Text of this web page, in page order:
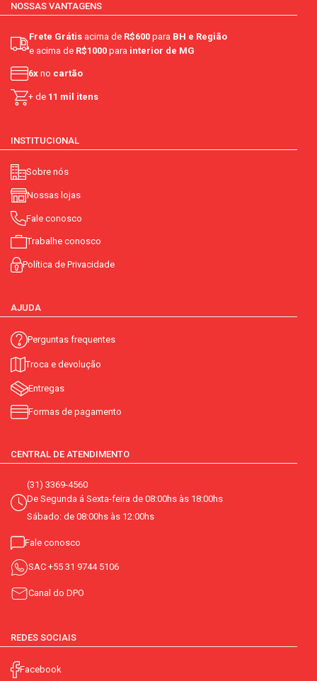
NOSSAS VANTAGENS
Frete Grátis acima de R$600 para BH e Região
e acima de R$1000 para interior de MG
6x no cartão
+ de 11 mil itens
INSTITUCIONAL
Sobre nós
Nossas lojas
Fale conosco
Trabalhe conosco
Política de Privacidade
AJUDA
Perguntas frequentes
Troca e devolução
Entregas
Formas de pagamento
CENTRAL DE ATENDIMENTO
(31) 3369-4560
De Segunda á Sexta-feira de 08:00hs às 18:00hs
Sábado: de 08:00hs às 12:00hs
Fale conosco
SAC +55 31 9744 5106
Canal do DPO
REDES SOCIAIS
Facebook